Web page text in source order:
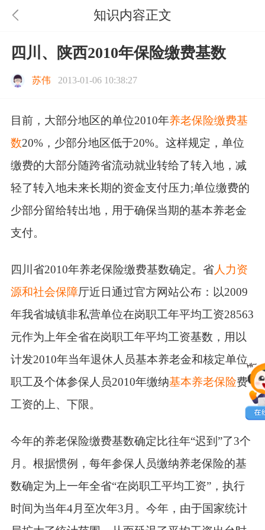
知识内容正文
四川、陕西2010年保险缴费基数
苏伟 2013-01-06 10:38:27
目前，大部分地区的单位2010年养老保险缴费基
数20%，少部分地区低于20%。这样规定，单位
缴费的大部分随跨省流动就业转给了转入地，减
轻了转入地未来长期的资金支付压力;单位缴费的
少部分留给转出地，用于确保当期的基本养老金
支付。
四川省2010年养老保险缴费基数确定。省人力资
源和社会保障厅近日通过官方网站公布：以2009
年我省城镇非私营单位在岗职工年平均工资28563
元作为上年全省在岗职工年平均工资基数，用以
计发2010年当年退休人员基本养老金和核定单位
职工及个体参保人员2010年缴纳基本养老保险费
工资的上、下限。
今年的养老保险缴费基数确定比往年“迟到”了3个
月。根据惯例，每年参保人员缴纳养老保险的基
数确定为上一年全省“在岗职工平均工资”，执行
时间为当年4月至次年3月。今年，由于国家统计